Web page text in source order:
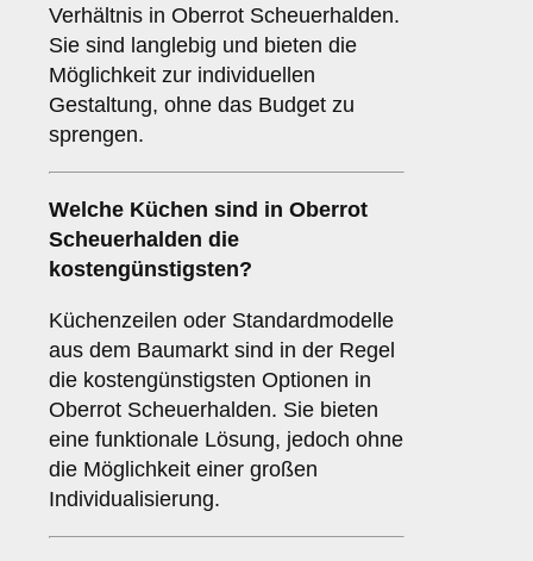
Verhältnis in Oberrot Scheuerhalden.
Sie sind langlebig und bieten die
Möglichkeit zur individuellen
Gestaltung, ohne das Budget zu
sprengen.
Welche Küchen sind in Oberrot
Scheuerhalden die
kostengünstigsten?
Küchenzeilen oder Standardmodelle
aus dem Baumarkt sind in der Regel
die kostengünstigsten Optionen in
Oberrot Scheuerhalden. Sie bieten
eine funktionale Lösung, jedoch ohne
die Möglichkeit einer großen
Individualisierung.